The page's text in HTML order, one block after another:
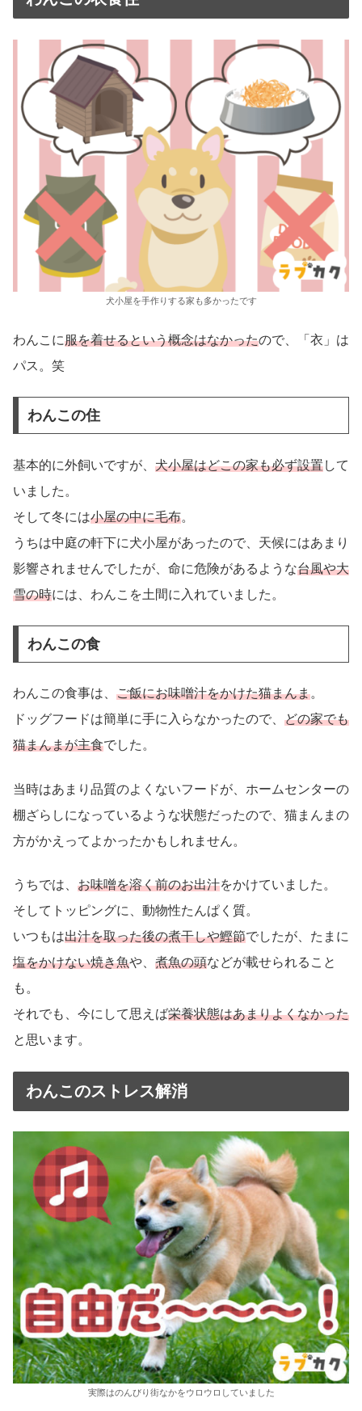
犬小屋を手作りする家も多かったです
わんこに服を着せるという概念はなかったので、「衣」は
パス。笑
わんこの住
基本的に外飼いですが、 犬小屋はどこの家も必ず設置して
いました。
そして冬には小屋の中に毛布。
うちは中庭の軒下に犬小屋があったので、天候にはあまり
影響されませんでしたが、命に危険があるような台風や大
雪の時には、わんこを土間に入れていました。
わんこの食
わんこの食事は、 ご飯にお味噌汁をかけた猫まんま。
ドッグフードは簡単に手に入らなかったので、 どの家でも
猫まんまが主食でした。
当時はあまり品質のよくないフードが、ホームセンターの
棚ざらしになっているような状態だったので、猫まんまの
方がかえってよかったかもしれません。
うちでは、 お味噌を溶く前のお出汁をかけていました。
そしてトッピングに、動物性たんぱく質。
いつもは出汁を取った後の煮干しや鰹節でしたが、たまに
塩をかけない焼き魚や、 煮魚の頭などが載せられること
も。
それでも、今にして思えば栄養状態はあまりよくなかった
と思います。
わんこのストレス解消
実際はのんびり街なかをウロウロしていました